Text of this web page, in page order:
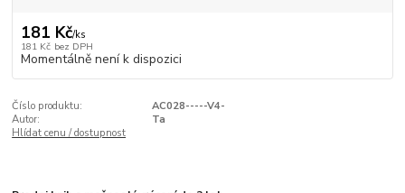
181 Kč/ks
181 Kč bez DPH
Momentálně není k dispozici
Číslo produktu:
AC028-----V4-
Autor:
Ta
Hlídat cenu / dostupnost